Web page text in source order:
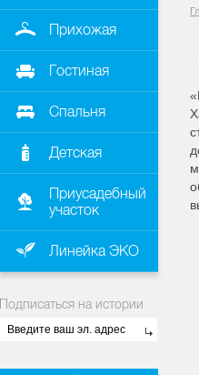
Прихожая
Гостиная
Спальня
Детская
Приусадебный
участок
Линейка ЭКО
Подписаться на истории